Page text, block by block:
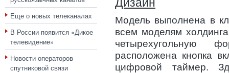
Еще о новых телеканалах
В России появится «Дикое
телевидение»
Новости операторов
спутниковой связи
Модель выполнена в
всем моделям
четырехугольную
расположена кнопка
цифровой таймер.